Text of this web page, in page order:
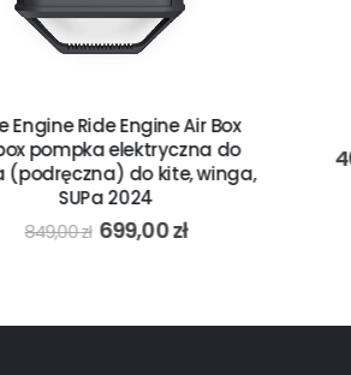
Engine Air Box
elektryczna do
do kite, winga,
699,00zł
4024,00 –